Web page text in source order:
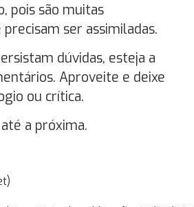
pois são muitas
ser assimiladas.
dúvidas, esteja a
Aproveite e deixe
ou crítica.
a próxima.